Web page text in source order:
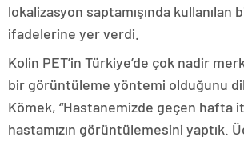
lokalizasyon saptamışında kullanılan
ifadelerine yer verdi.
Kolin PET’in Türkiye’de çok nadir
bir görüntüleme yöntemi olduğunu
Kömek, “Hastanemizde geçen hafta
hastamızın görüntülemesini yaptık.